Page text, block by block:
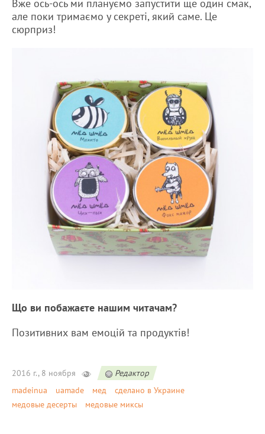
Вже ось-ось ми плануємо запустити ще один смак,
але поки тримаємо у секреті, який саме. Це
сюрприз!
Що ви побажаєте нашим читачам?
Позитивних вам емоцій та продуктів!
2016 г., 8 ноября
Редактор
madeinua
uamade мед
сделано в Украине
медовые десерты
медовые миксы